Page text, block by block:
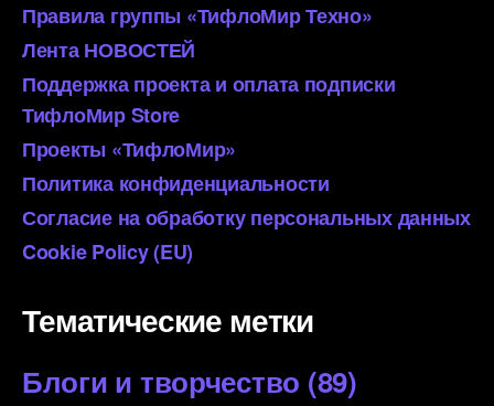
Правила группы «ТифлоМир Техно»
Лента НОВОСТЕЙ
Поддержка проекта и оплата подписки
ТифлоМир Store
Проекты «ТифлоМир»
Политика конфиденциальности
Согласие на обработку персональных данных
Cookie Policy (EU)
Тематические метки
Блоги и творчество (89)